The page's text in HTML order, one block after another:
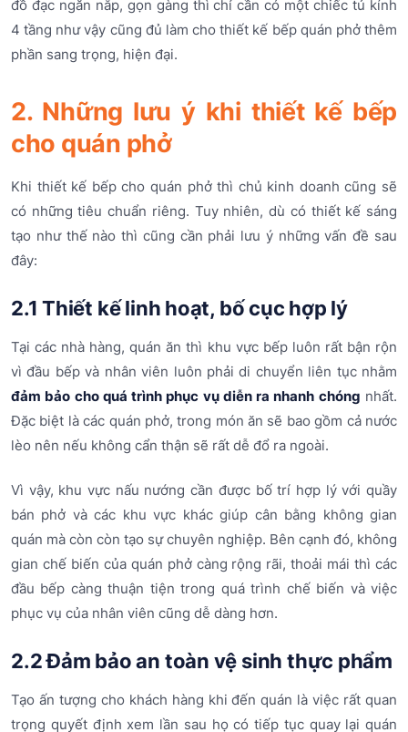
đồ đạc ngăn nắp, gọn gàng thì chỉ cần có một chiếc tủ kính
4 tầng như vậy cũng đủ làm cho thiết kế bếp quán phở thêm
phần sang trọng, hiện đại.
2. Những lưu ý khi thiết kế bếp
cho quán phở
Khi thiết kế bếp cho quán phở thì chủ kinh doanh cũng sẽ
có những tiêu chuẩn riêng. Tuy nhiên, dù có thiết kế sáng
tạo như thế nào thì cũng cần phải lưu ý những vấn đề sau
đây:
2.1 Thiết kế linh hoạt, bố cục hợp lý
Tại các nhà hàng, quán ăn thì khu vực bếp luôn rất bận rộn
vì đầu bếp và nhân viên luôn phải di chuyển liên tục nhằm
đảm bảo cho quá trình phục vụ diễn ra nhanh chóng nhất.
Đặc biệt là các quán phở, trong món ăn sẽ bao gồm cả nước
lèo nên nếu không cẩn thận sẽ rất dễ đổ ra ngoài.
Vì vậy, khu vực nấu nướng cần được bố trí hợp lý với quầy
bán phở và các khu vực khác giúp cân bằng không gian
quán mà còn còn tạo sự chuyên nghiệp. Bên cạnh đó, không
gian chế biến của quán phở càng rộng rãi, thoải mái thì các
đầu bếp càng thuận tiện trong quá trình chế biến và việc
phục vụ của nhân viên cũng dễ dàng hơn.
2.2 Đảm bảo an toàn vệ sinh thực phẩm
Tạo ấn tượng cho khách hàng khi đến quán là việc rất quan
trọng quyết định xem lần sau họ có tiếp tục quay lại quán